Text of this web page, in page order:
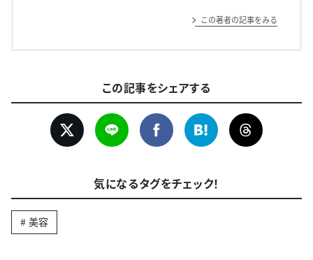
この著者の記事をみる
この記事をシェアする
気になるタグをチェック！
美容